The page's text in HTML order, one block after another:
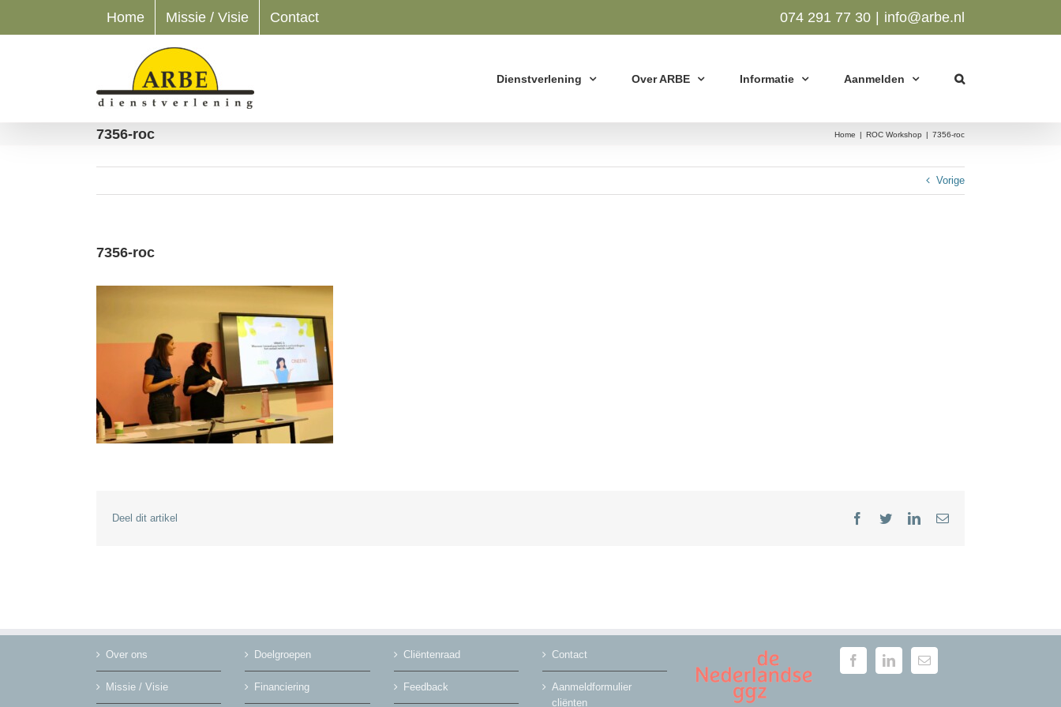
inhoud
Home Missie / Visie Contact 074 291 77 30 info@arbe.nl
Dienstverlening Over ARBE Informatie Aanmelden
7356-roc Home | ROC Workshop | 7356-roc
Vorige
7356-roc
Deel dit artikel Facebook
TwitterLinkedIn
E-
Over ons
Missie / Visie
Doelgroepen
Financiering
Cliëntenraad
Feedback
Contact
Aanmeldformulier
cliënten